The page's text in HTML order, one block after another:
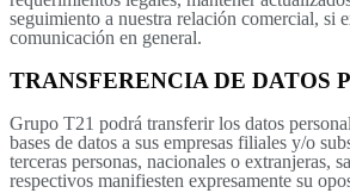
seguimiento a nuestra relación comercial, si
comunicación en general.
TRANSFERENCIA DE DATOS
Grupo T21 podrá transferir los datos
bases de datos a sus empresas filiales y/o
terceras personas, nacionales o extranjeras,
respectivos manifiesten expresamente su